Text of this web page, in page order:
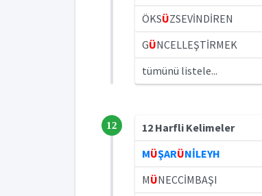
ÖKSÜZSEVİNDİREN
GÜNCELLEŞTİRMEK
tümünü listele...
12
12 Harfli Kelimeler
MÜŞARÜNİLEYH
MÜNECCİMBAŞI